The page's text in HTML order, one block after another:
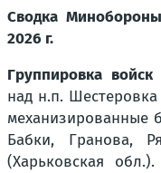
Сводка
2026 г.
Группировка войск
над н.п.
механизированные
Бабки, Гранова,
(Харьковская